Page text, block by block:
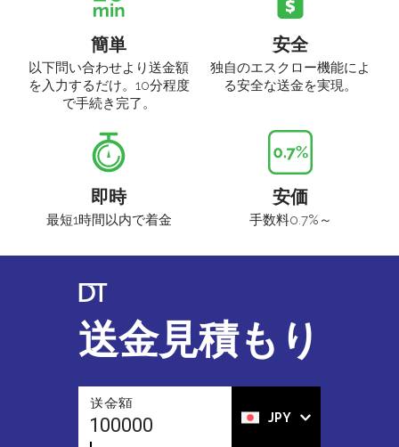
送金見積もり
送金額
JPY
即時
最短1時間以内で着金
安全
独自のエスクロー機能によ
る安全な送金を実現。
安価
手数料0.7%～
簡単
以下問い合わせより送金額
を入力するだけ。10分程度
で手続き完了。